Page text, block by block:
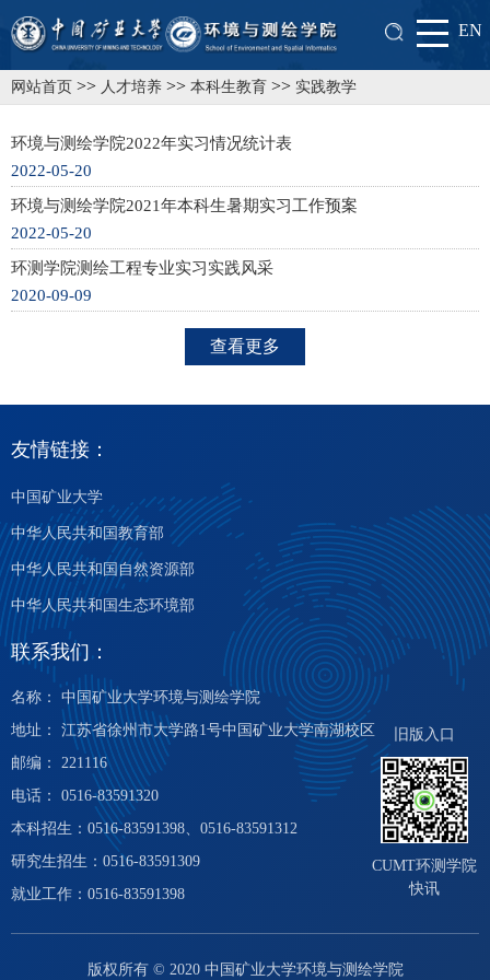
EN
网站首页 >> 人才培养 >> 本科生教育 >> 实践教学
环境与测绘学院2022年实习情况统计表
2022-05-20
环境与测绘学院2021年本科生暑期实习工作预案
2022-05-20
环测学院测绘工程专业实习实践风采
2020-09-09
查看更多
友情链接：
中国矿业大学
中华人民共和国教育部
中华人民共和国自然资源部
中华人民共和国生态环境部
联系我们：
名称： 中国矿业大学环境与测绘学院
地址： 江苏省徐州市大学路1号中国矿业大学南湖校区
邮编： 221116
电话： 0516-83591320
本科招生：0516-83591398、0516-83591312
研究生招生：0516-83591309
就业工作：0516-83591398
旧版入口
CUMT环测学院
快讯
版权所有 © 2020 中国矿业大学环境与测绘学院